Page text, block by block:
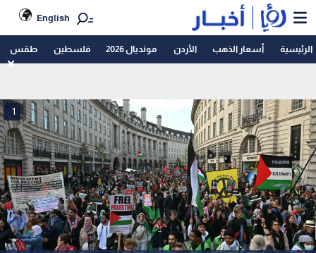
English
الرئيسية أسعار الذهب الأردن مونديال 2026 فلسطين طقس
1